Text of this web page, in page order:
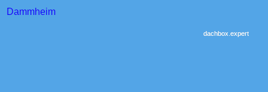
Dammheim
dachbox.expert